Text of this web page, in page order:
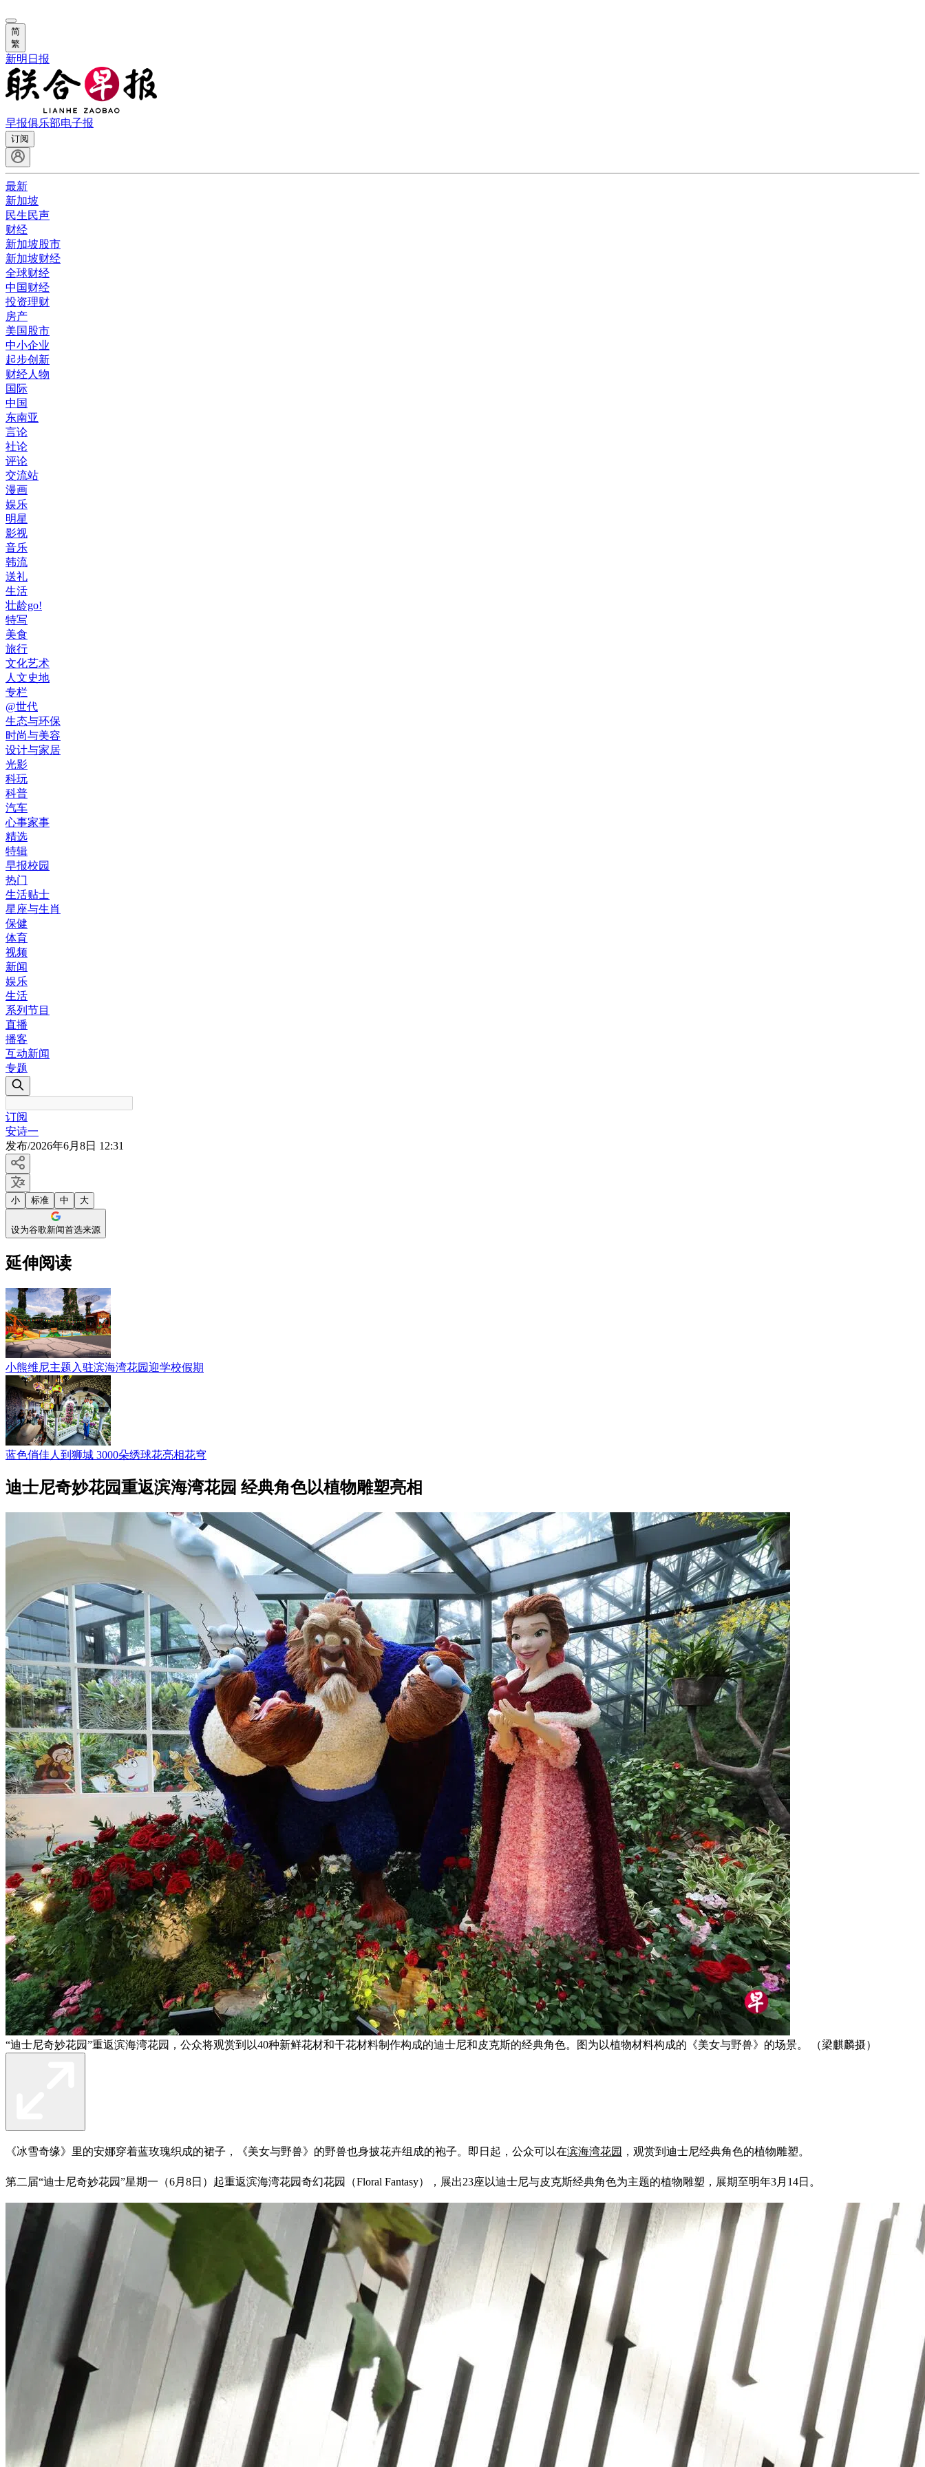
简
繁
新明日报
早报俱乐部电子报
订阅
最新
新加坡
民生民声
财经
新加坡股市
新加坡财经
全球财经
中国财经
投资理财
房产
美国股市
中小企业
起步创新
财经人物
国际
中国
东南亚
言论
社论
评论
交流站
漫画
娱乐
明星
影视
音乐
韩流
送礼
生活
壮龄go!
特写
美食
旅行
文化艺术
人文史地
专栏
@世代
生态与环保
时尚与美容
设计与家居
光影
科玩
科普
汽车
心事家事
精选
特辑
早报校园
热门
生活贴士
星座与生肖
保健
体育
视频
新闻
娱乐
生活
系列节目
直播
播客
互动新闻
专题
订阅
安诗一
发布/2026年6月8日 12:31
小 标准 中 大
设为谷歌新闻首选来源
延伸阅读
小熊维尼主题入驻滨海湾花园迎学校假期
蓝色俏佳人到狮城 3000朵绣球花亮相花穹
迪士尼奇妙花园重返滨海湾花园 经典角色以植物雕塑亮相
“迪士尼奇妙花园”重返滨海湾花园，公众将观赏到以40种新鲜花材和干花材料制作构成的迪士尼和皮克斯的经典角色。图为以植物材料构成的《美女与野兽》的场景。 （梁麒麟摄）
《冰雪奇缘》里的安娜穿着蓝玫瑰织成的裙子，《美女与野兽》的野兽也身披花卉组成的袍子。即日起，公众可以在滨海湾花园 ，观赏到迪士尼经典角色的植物雕塑。
第二届“迪士尼奇妙花园”星期一（6月8日）起重返滨海湾花园奇幻花园（Floral Fantasy），展出23座以迪士尼与皮克斯经典角色为主题的植物雕塑，展期至明年3月14日。